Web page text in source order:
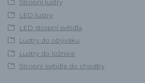
Stropní lustry
LED lustry
LED stropní svítidla
Lustry do obýváku
Lustry do ložnice
Stropní svítidla do chodby